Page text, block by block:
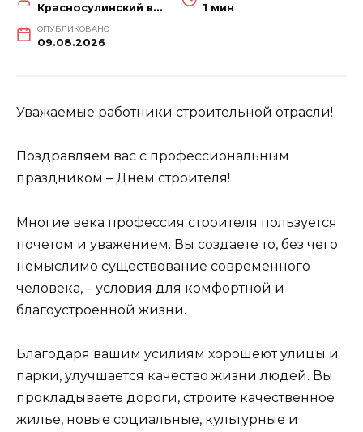
Красносулинский вестник 1 мин
ОПУБЛИКОВАНО
09.08.2026
Уважаемые работники строительной отрасли!
Поздравляем вас с профессиональным
праздником – Днем строителя!
Многие века профессия строителя пользуется
почетом и уважением. Вы создаете то, без чего
немыслимо существование современного
человека, – условия для комфортной и
благоустроенной жизни.
Благодаря вашим усилиям хорошеют улицы и
парки, улучшается качество жизни людей. Вы
прокладываете дороги, строите качественное
жилье, новые социальные, культурные и